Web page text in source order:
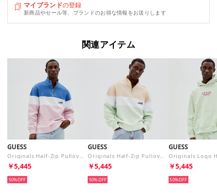
マイブランドの登録
新商品やセール等、ブランドのお得な情報をお送りします
関連アイテム
GUESS
Originals Half-Zip Pullover （F7IG） トップス スウェット
￥5,445
50%
GUESS
Originals Half-Zip Pullover （F1Z4） トップス スウェット
￥5,445
50%
GUESS
￥5,445
50%